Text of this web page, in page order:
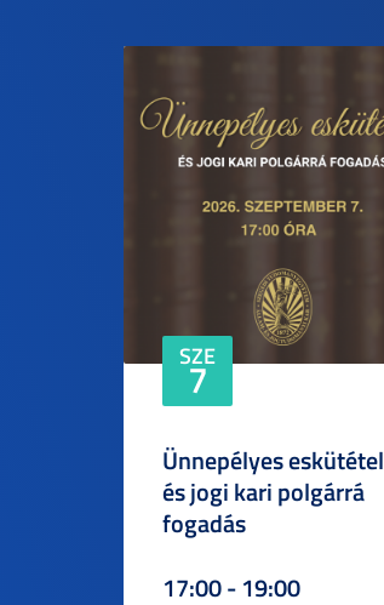
SZE
7
Ünnepélyes eskütétel
és jogi kari polgárrá
fogadás
17:00 - 19:00